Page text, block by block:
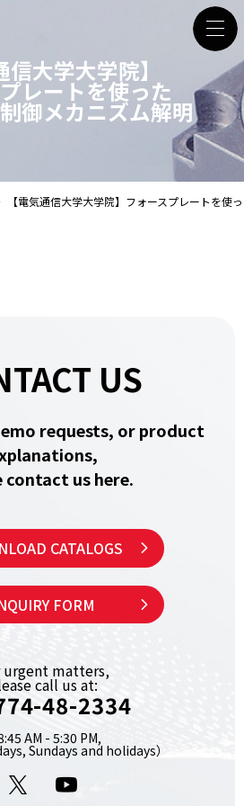
信大学大学院】
レートを使った
御メカニズム解明
【電気通信大学大学院】 フォースプレートを使
US
requests, or product
contact us here.
CATALOGS
FORM
urgent matters,
call us at:
48-2334
8:45 AM - 5:30 PM,
Sundays and holidays）
X